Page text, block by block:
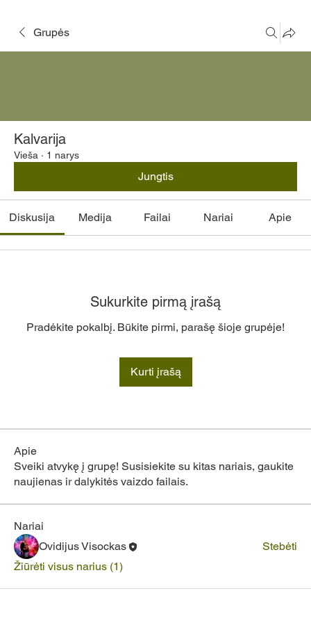
Grupės
Kalvarija
Vieša · 1 narys
Jungtis
Diskusija Medija Failai Nariai Apie
Sukurkite pirmą įrašą
Pradėkite pokalbį. Būkite pirmi, parašę šioje grupėje!
Kurti įrašą
Apie
Sveiki atvykę į grupę! Susisiekite su kitas nariais, gaukite
naujienas ir dalykitės vaizdo failais.
Nariai
Ovidijus Visockas
Stebėti
Žiūrėti visus narius (1)